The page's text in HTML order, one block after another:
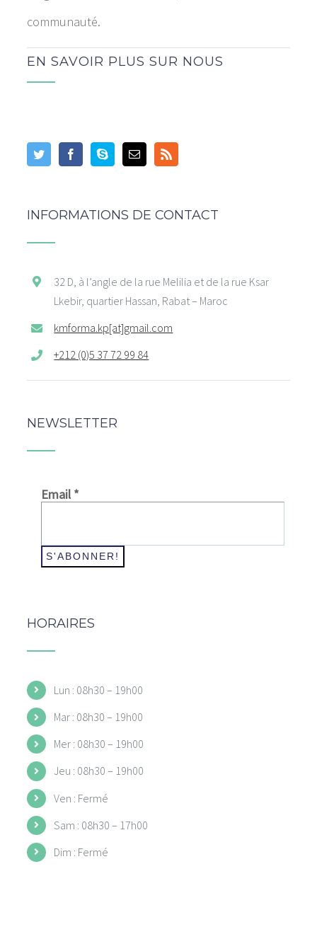
communauté.
EN SAVOIR PLUS SUR NOUS
INFORMATIONS DE CONTACT
32 D, à l’angle de la rue Melilia et de la rue Ksar
Lkebir, quartier Hassan, Rabat – Maroc
kmforma.kp[at]gmail.com
+212 (0)5 37 72 99 84
NEWSLETTER
Email*
HORAIRES
Lun : 08h30 – 19h00
Mar : 08h30 – 19h00
Mer : 08h30 – 19h00
Jeu : 08h30 – 19h00
Ven : Fermé
Sam : 08h30 – 17h00
Dim : Fermé